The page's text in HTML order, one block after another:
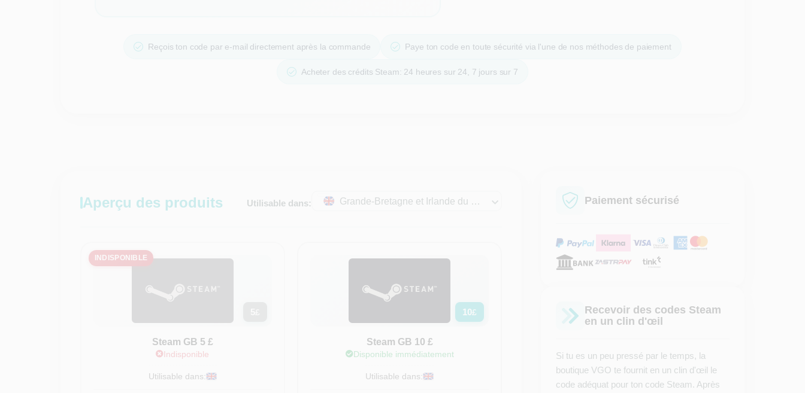
Reçois ton code par e-mail directement après la commande Paye ton code en toute sécurité via l'une de nos méthodes de paiement
Acheter des crédits Steam: 24 heures sur 24, 7 jours sur 7
Aperçu des produits Utilisable dans: Grande-Bretagne et Irlande du Nord
INDISPONIBLE
Steam GB 5 £
Indisponible
Utilisable dans:
10£
Steam GB 10 £
Disponible immédiatement
Utilisable dans:
Paiement sécurisé
Recevoir des codes Steam
en un clin d'œil
Si tu es un peu pressé par le temps, la
boutique VGO te fournit en un clin d'œil le
code adéquat pour ton code Steam. Après